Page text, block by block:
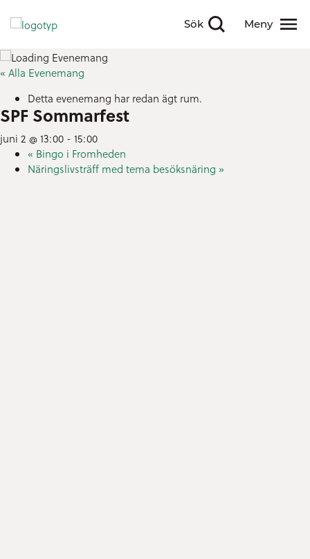
Sök
Visa sökfält Meny
Visa meny
« Alla Evenemang
Detta evenemang har redan ägt rum.
SPF Sommarfest
juni 2 @ 13:00 - 15:00
« Bingo i Fromheden
Näringslivsträff med tema besöksnäring »